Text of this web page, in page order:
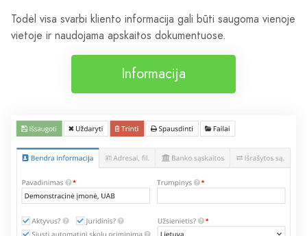
Todėl visa svarbi kliento informacija gali būti saugoma vienoje
vietoje ir naudojama apskaitos dokumentuose.
Informacija